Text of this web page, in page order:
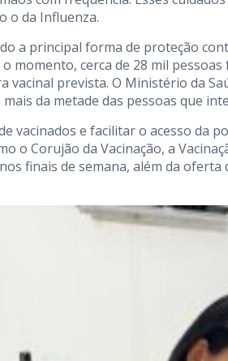
o da Influenza.
a principal forma de proteção
momento, cerca de 28 mil
vacinal prevista. O Ministério da
da metade das pessoas que
vacinados e facilitar o acesso da
o Corujão da Vacinação, a
finais de semana, além da oferta